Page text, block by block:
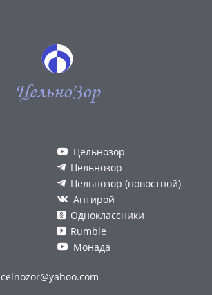
ЦельноЗор
Цельнозор
Цельнозор
Цельнозор (новостной)
Антирой
Одноклассники
Rumble
Монада
celnozor@yahoo.com